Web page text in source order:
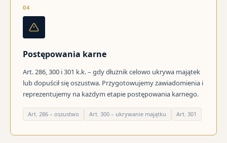
04
Postępowania karne
Art. 286, 300 i 301 k.k. – gdy dłużnik celowo ukrywa majątek
lub dopuścił się oszustwa. Przygotowujemy zawiadomienia i
reprezentujemy na każdym etapie postępowania karnego.
Art. 286 – oszustwo Art. 300 – ukrywanie majątku Art. 301